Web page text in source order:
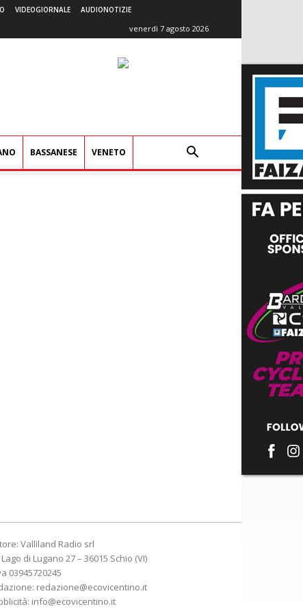
VIDEOGIORNALE AUDIONOTIZIE
venerdì 7 agosto 2026
BASSANESE VENETO
Valliland Radio srl
di Lugano 27 – 36015 Schio (VI)
03945720245
redazione@ecovicentino.it
info@ecovicentino.it